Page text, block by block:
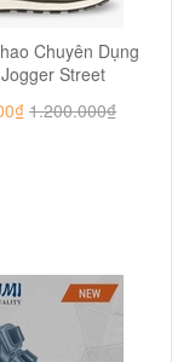
Chuyên Dụng
Street
1.200.000₫